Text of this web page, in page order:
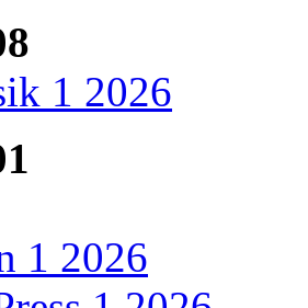
1 2026
1 2026